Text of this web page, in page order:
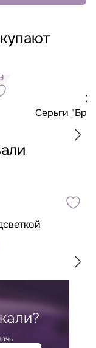
Серьги